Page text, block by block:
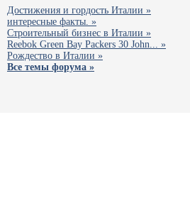
Достижения и гордость Италии »
интересные факты. »
Строительный бизнес в Италии »
Reebok Green Bay Packers 30 John... »
Рождество в Италии »
Все темы форума »